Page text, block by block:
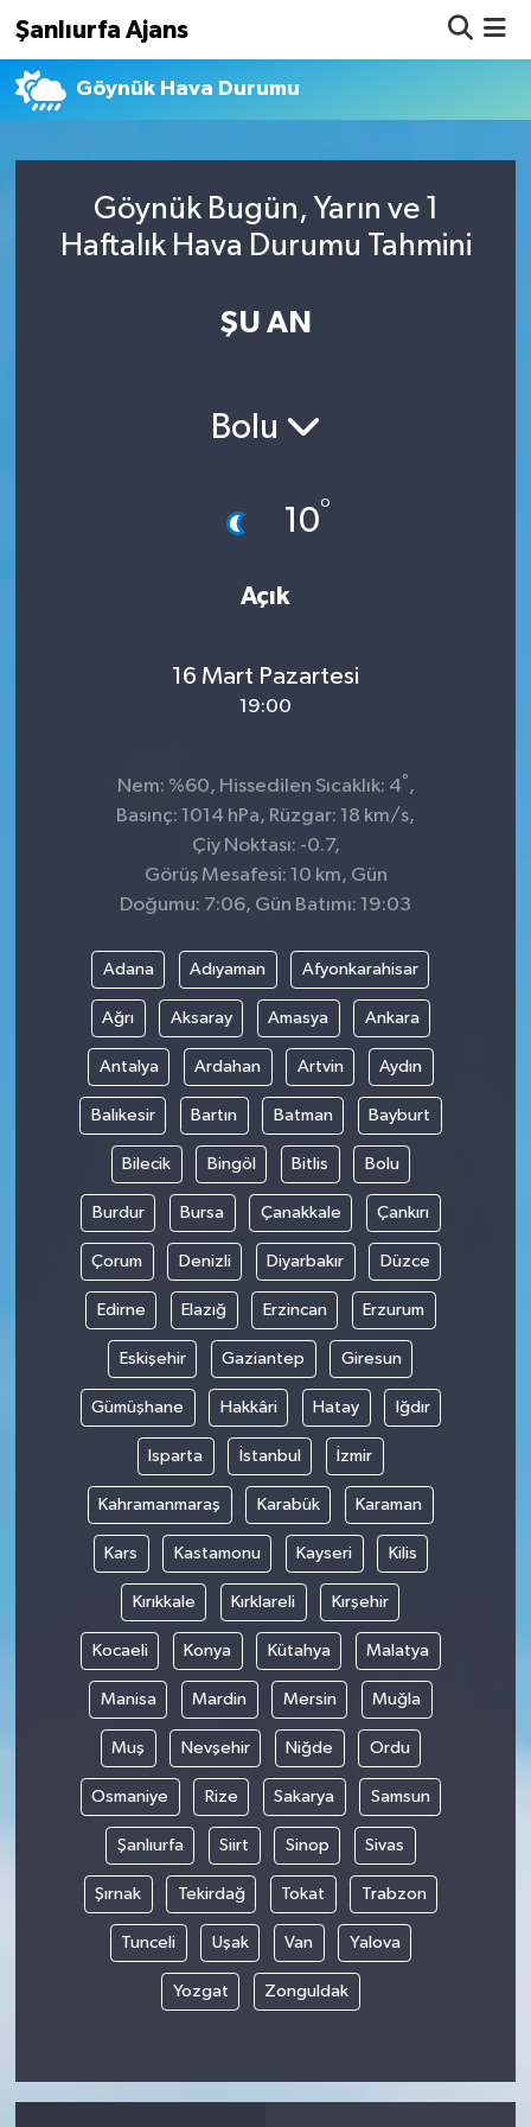
Şanlıurfa Ajans
Göynük Hava Durumu
Göynük Bugün, Yarın ve 1
Haftalık Hava Durumu Tahmini
ŞU AN
Bolu
10°
Açık
16 Mart Pazartesi
19:00
Nem: %60, Hissedilen Sıcaklık: 4° ,
Basınç: 1014 hPa, Rüzgar: 18 km/s,
Çiy Noktası: -0.7,
Görüş Mesafesi: 10 km, Gün
Doğumu: 7:06, Gün Batımı: 19:03
Adana Adıyaman Afyonkarahisar
Ağrı Aksaray Amasya Ankara
Antalya Ardahan Artvin Aydın
Balıkesir Bartın Batman Bayburt
Bilecik Bingöl Bitlis Bolu
Burdur Bursa Çanakkale Çankırı
Çorum Denizli Diyarbakır Düzce
Edirne Elazığ Erzincan Erzurum
Eskişehir Gaziantep Giresun
Gümüşhane Hakkâri Hatay Iğdır
Isparta İstanbul İzmir
Kahramanmaraş Karabük Karaman
Kars Kastamonu Kayseri Kilis
Kırıkkale Kırklareli Kırşehir
Kocaeli Konya Kütahya Malatya
Manisa Mardin Mersin Muğla
Muş Nevşehir Niğde Ordu
Osmaniye Rize Sakarya Samsun
Şanlıurfa Siirt Sinop Sivas
Şırnak Tekirdağ Tokat Trabzon
Tunceli Uşak Van Yalova
Yozgat Zonguldak
Nöbetçi Eczaneler
Namaz Vakitleri
Süper Lig Puan Durumu ve Fikstür